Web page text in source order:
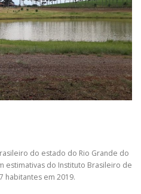
do estado do Rio Grande do
estimativas do Instituto Brasileiro de
habitantes em 2019.